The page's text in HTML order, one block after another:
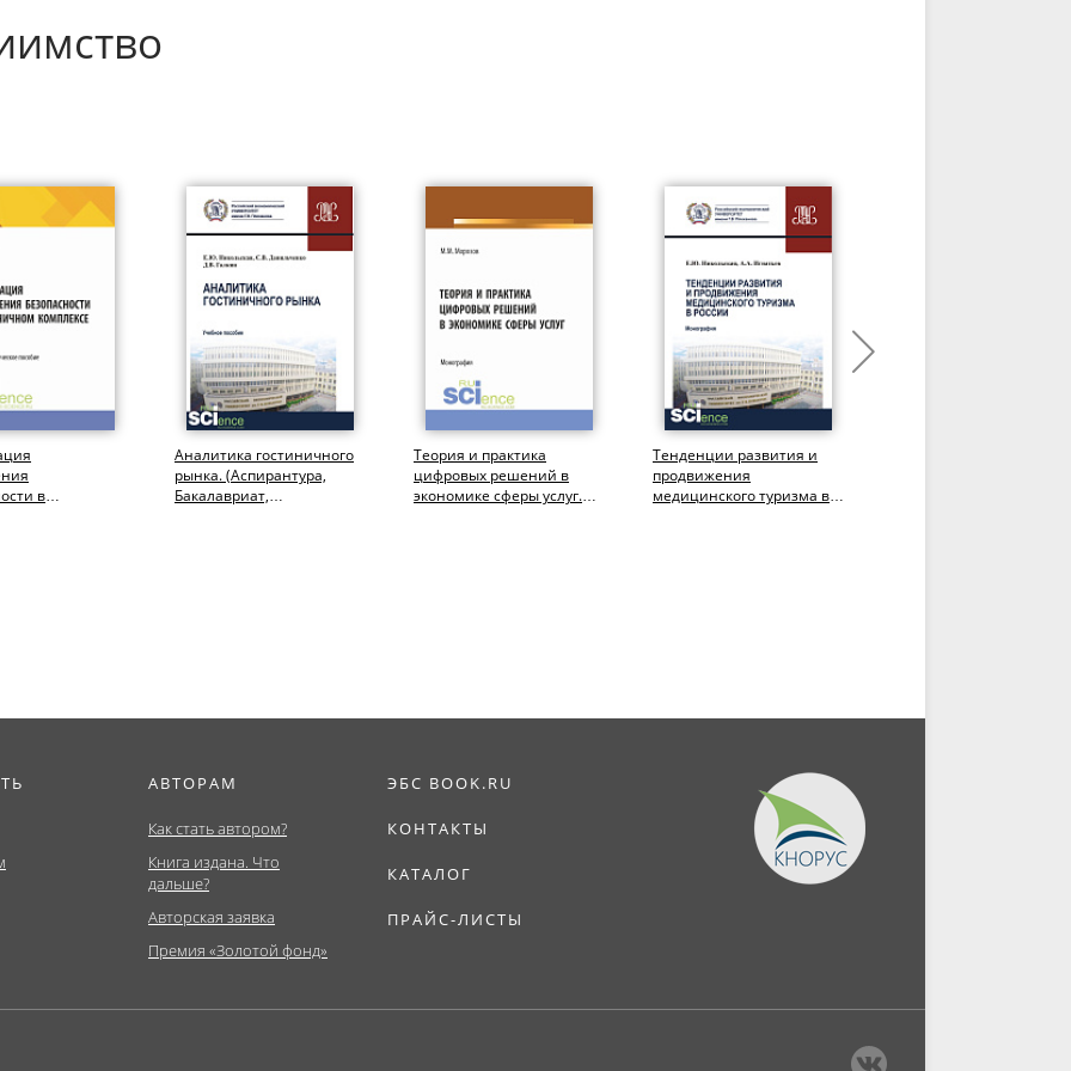
в
Аналитика гостиничного
рынка. (Аспирантура,
Бакалавриат,
Теория и практика
цифровых решений в
экономике сферы услуг.
Тенденции развития и
продвижения
медицинского туризма в
АВТОРАМ
Как стать автором?
Книга издана. Что
дальше?
Авторская заявка
Премия «Золотой фонд»
ЭБС BOOK.RU
КОНТАКТЫ
КАТАЛОГ
ПРАЙС-ЛИСТЫ